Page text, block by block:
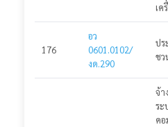
เค
176
อว
0601.0102/
งด.290
ปร
ชว
จ้า
ระ
คอ